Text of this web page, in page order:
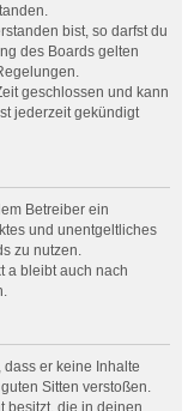
bist, so darfst du
des Boards gelten
geschlossen und kann
jederzeit gekündigt
Betreiber ein
und unentgeltliches
zu nutzen.
a bleibt auch nach
er keine Inhalte
Sitten verstoßen.